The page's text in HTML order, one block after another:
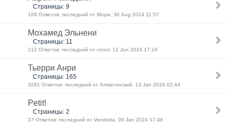
Страницы: 9
169 Ответов: последний от Морж, 30 Aug 2024 11:57
Мохамед Эльнени
Страницы: 11
212 Ответов: последний от conor, 12 Jun 2024 17:16
Тьерри Анри
Страницы: 165
3281 Ответов: последний от Алматинский, 13 Jan 2024 02:44
Petit!
Страницы: 2
37 Ответов: последний от Vendetta, 09 Jan 2024 17:48